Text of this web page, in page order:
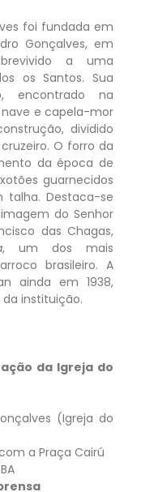
foi fundada em
Gonçalves, em
a uma
os Santos. Sua
encontrado na
e capela-mor
dividido
O forro da
da época de
guarnecidos
Destaca-se
do Senhor
das Chagas,
, um dos mais
brasileiro. A
ainda em 1938,
instituição.
da Igreja do
(Igreja do
a Praça Cairú